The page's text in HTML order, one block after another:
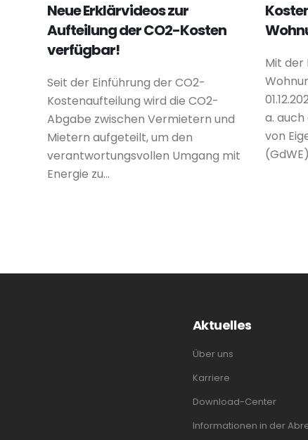
Neue Erklärvideos zur
Aufteilung der CO2-Kosten
verfügbar!
Seit der Einführung der CO2-
Kostenaufteilung wird die CO2-
Abgabe zwischen Vermietern und
Mietern aufgeteilt, um den
verantwortungsvollen Umgang mit
Energie zu...
Mit der
a.
von
Aktuelles
Über uns
Karriere
Download-Center
Informationen in der